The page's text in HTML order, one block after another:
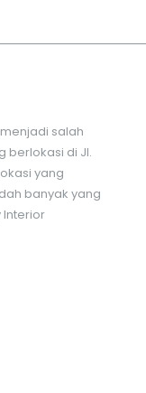
salah
berlokasi di Jl.
yang
banyak yang